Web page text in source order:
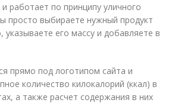
работает по принципу уличного
просто выбираете нужный продукт
его массу и добавляете в
прямо под логотипом сайта и
количество килокалорий (ккал) в
а также расчет содержания в них